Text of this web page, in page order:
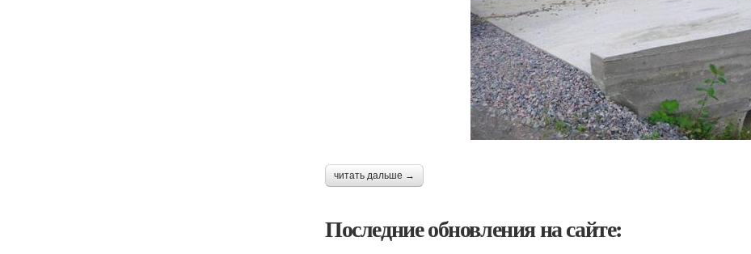
читать дальше →
Последние обновления на сайте: